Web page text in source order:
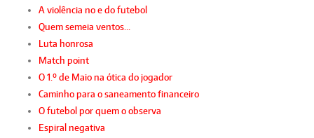
A violência no e do futebol
Quem semeia ventos…
Luta honrosa
Match point
O 1.º de Maio na ótica do jogador
Caminho para o saneamento financeiro
O futebol por quem o observa
Espiral negativa